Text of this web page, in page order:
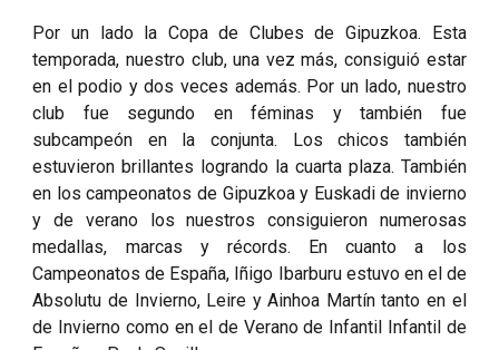
Por un lado la Copa de Clubes de Gipuzkoa. Esta
temporada, nuestro club, una vez más, consiguió estar
en el podio y dos veces además. Por un lado, nuestro
club fue segundo en féminas y también fue
subcampeón en la conjunta. Los chicos también
estuvieron brillantes logrando la cuarta plaza. También
en los campeonatos de Gipuzkoa y Euskadi de invierno
y de verano los nuestros consiguieron numerosas
medallas, marcas y récords. En cuanto a los
Campeonatos de España, Iñigo Ibarburu estuvo en el de
Absolutu de Invierno, Leire y Ainhoa Martín tanto en el
de Invierno como en el de Verano de Infantil Infantil de